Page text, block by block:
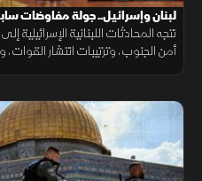
لبنان وإسرائيل.. جولة مفاوضات
تتجه المحادثات اللبنانية
أمن الجنوب، وترتيبات انتشار